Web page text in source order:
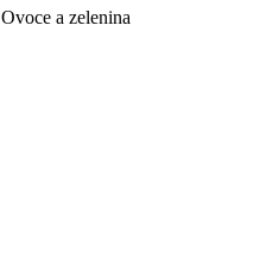
Ovoce a zelenina